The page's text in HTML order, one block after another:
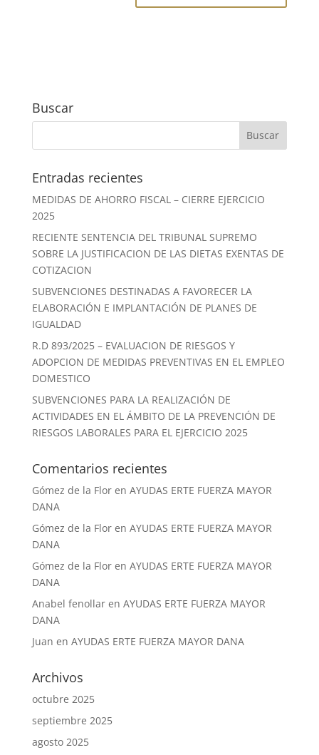
Buscar
Entradas recientes
MEDIDAS DE AHORRO FISCAL – CIERRE EJERCICIO
2025
RECIENTE SENTENCIA DEL TRIBUNAL SUPREMO
SOBRE LA JUSTIFICACION DE LAS DIETAS EXENTAS DE
COTIZACION
SUBVENCIONES DESTINADAS A FAVORECER LA
ELABORACIÓN E IMPLANTACIÓN DE PLANES DE
IGUALDAD
R.D 893/2025 – EVALUACION DE RIESGOS Y
ADOPCION DE MEDIDAS PREVENTIVAS EN EL EMPLEO
DOMESTICO
SUBVENCIONES PARA LA REALIZACIÓN DE
ACTIVIDADES EN EL ÁMBITO DE LA PREVENCIÓN DE
RIESGOS LABORALES PARA EL EJERCICIO 2025
Comentarios recientes
Gómez de la Floren AYUDAS ERTE FUERZA MAYOR
DANA
Gómez de la Floren AYUDAS ERTE FUERZA MAYOR
DANA
Gómez de la Floren AYUDAS ERTE FUERZA MAYOR
DANA
Anabel fenollaren AYUDAS ERTE FUERZA MAYOR
DANA
Juan en AYUDAS ERTE FUERZA MAYOR DANA
Archivos
octubre 2025
septiembre 2025
agosto 2025